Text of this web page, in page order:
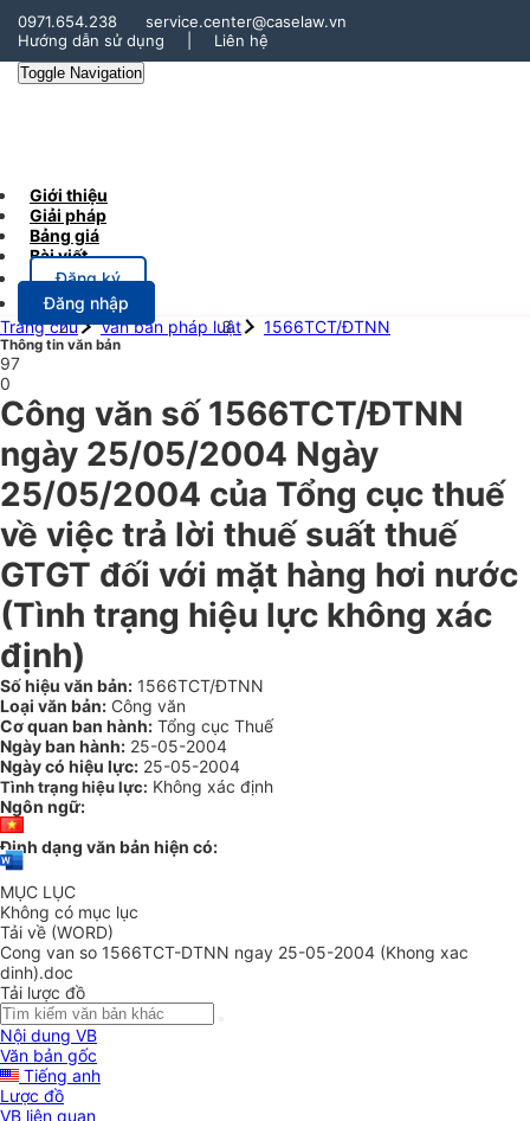
0971.654.238
service.center@caselaw.vn
Hướng dẫn sử dụng
Liên hệ
Toggle Navigation
Giới thiệu
Giải pháp
Bảng giá
Bài viết
Đăng ký
Đăng nhập
Trang chủ
Văn bản pháp luật 1566TCT/ĐTNN
Thông tin văn bản
97
0
Công văn số 1566TCT/ĐTNN
ngày 25/05/2004 Ngày
25/05/2004 của Tổng cục thuế
về việc trả lời thuế suất thuế
GTGT đối với mặt hàng hơi nước
(Tình trạng hiệu lực không xác
định)
Số hiệu văn bản: 1566TCT/ĐTNN
Loại văn bản: Công văn
Cơ quan ban hành: Tổng cục Thuế
Ngày ban hành: 25-05-2004
Ngày có hiệu lực: 25-05-2004
Tình trạng hiệu lực: Không xác định
Ngôn ngữ:
Định dạng văn bản hiện có:
MỤC LỤC
Không có mục lục
Tải về (WORD)
Cong van so 1566TCT-DTNN ngay 25-05-2004 (Khong xac
dinh).doc
Tải lược đồ
Nội dung VB
Văn bản gốc
Tiếng anh
Lược đồ
VB liên quan